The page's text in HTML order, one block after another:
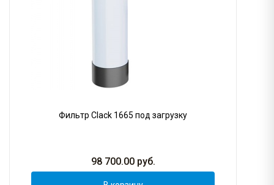
Фильтр Clack 1665 под загрузку
98 700.00руб.